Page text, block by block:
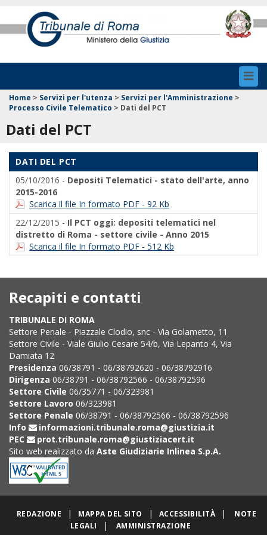
Home > Servizi per l'utenza > Servizi per l'Amministrazione >
Processo Civile Telematico > Dati del PCT
Dati del PCT
DATI DEL PCT
05/10/2016 - Depositi Telematici - stato dell'arte, anno
2015-2016
Scarica il file In formato PDF - 92 Kb
22/12/2015 - Il PCT oggi: depositi telematici nel
distretto di Roma - settore civile - Anno 2015
Scarica il file In formato PDF - 512 Kb
Recapiti e contatti
TRIBUNALE DI ROMA
Settore Penale - Piazzale Clodio, snc - Via Golametto, 11
Settore Civile - Viale Giulio Cesare 54/b, Via Lepanto 4, Via
Damiata 12
Presidenza 06/38791 - 06/38792620 - 06/38792916
Dirigenza 06/38791 - 06/38792566 - 06/38792596
Settore Civile 06/35771 - 06/323981
Settore Lavoro 06/323981
Settore Penale 06/38791 - 06/38792566 - 06/38792596
Info
informazioni.tribunale.roma@giustizia.it
PEC
prot.tribunale.roma@giustiziacert.it
Sito web realizzato da Aste Giudiziarie Inlinea S.p.A.
REDAZIONE | MAPPA DEL SITO | ACCESSIBILITÀ |
NOTE
LEGALI
| AMMINISTRAZIONE